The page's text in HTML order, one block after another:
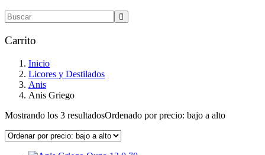
Carrito
Inicio
Licores y Destilados
Anis
Anis Griego
Mostrando los 3 resultadosOrdenado por precio: bajo a alto